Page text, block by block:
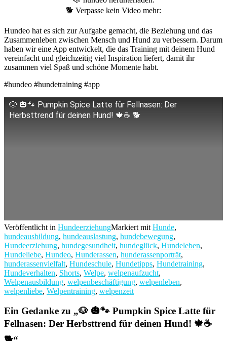
🐕 Verpasse kein Video mehr:
Hundeo hat es sich zur Aufgabe gemacht, die Beziehung und das
Zusammenleben zwischen Mensch und Hund zu verbessern. Darum
haben wir eine App entwickelt, die das Training mit deinem Hund
vereinfacht und gleichzeitig viel Inspiration liefert, damit ihr
zusammen viel Spaß und schöne Momente habt.
#hundeo #hundetraining #app
🐶 🎃🐾 Pumpkin Spice Latte für Fellnasen: Der
Herbsttrend für deinen Hund! 🍁☕️ 🐕
Veröffentlicht in HundeerziehungMarkiert mit Hunde,
hundeausbildung, hundeauslastung, hundebewegung,
Hundeerziehung, hundegesundheit, hundeglück, Hundeleben,
Hundeliebe, Hundeo, Hunderassen, hunderassenporträt,
hunderassenvielfalt, Hundeschule, Hundetipps, Hundetraining,
Hundeverhalten, Shorts, Welpe, welpenaufzucht,
Welpenausbildung, welpenbeschäftigung, welpenleben,
welpenliebe, Welpentraining, welpenzeit
Ein Gedanke zu „🐶 🎃🐾 Pumpkin Spice Latte für
Fellnasen: Der Herbsttrend für deinen Hund! 🍁☕️